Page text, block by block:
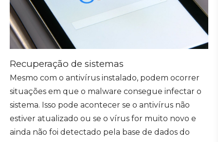
Recuperação de sistemas
Mesmo com o antivírus instalado, podem ocorrer
situações em que o malware consegue infectar o
sistema. Isso pode acontecer se o antivírus não
estiver atualizado ou se o vírus for muito novo e
ainda não foi detectado pela base de dados do